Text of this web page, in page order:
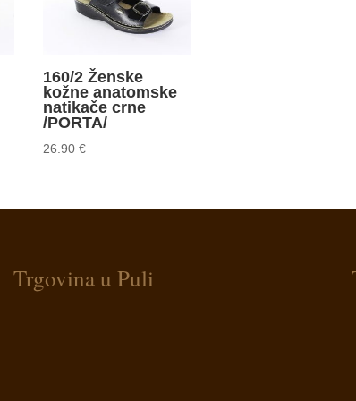
160/2 Ženske
kožne anatomske
natikače crne
/PORTA/
26.90€
Trgovina u Puli